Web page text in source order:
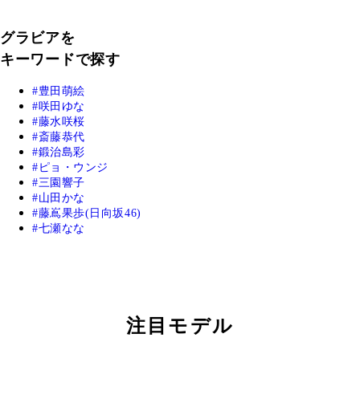
グラビアを
キーワードで探す
豊田萌絵
咲田ゆな
藤水咲桜
斎藤恭代
鍛治島彩
ピョ・ウンジ
三園響子
山田かな
藤嶌果歩(日向坂46)
七瀬なな
注目モデル